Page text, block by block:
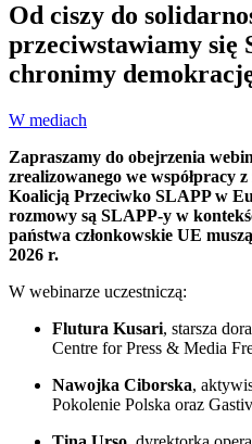
Od ciszy do
przeciwstawiamy się
chronimy
W mediach
Zapraszamy do obejrzenia
zrealizowanego we współpracy z
Koalicją Przeciwko SLAPP w
rozmowy są SLAPP-y w
państwa członkowskie UE
2026 r.
W webinarze uczestniczą:
Flutura Kusari, starsza
Centre for Press & Media
Nawojka Ciborska,
Pokolenie Polska oraz